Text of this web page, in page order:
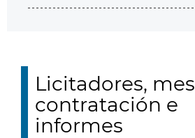
Licitadores,
contratación e
informes